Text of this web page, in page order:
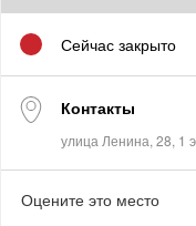
Сейчас закрыто
Контакты
Оцените это место